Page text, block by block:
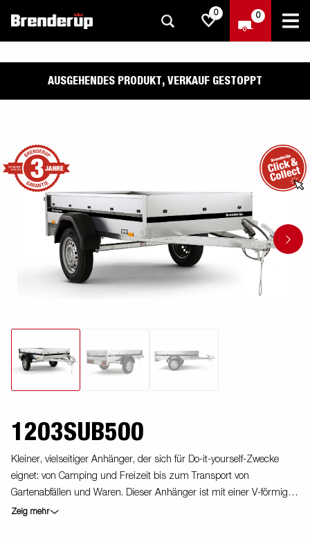
0 0
AUSGEHENDES PRODUKT, VERKAUF GESTOPPT
1203SUB500
Kleiner, vielseitiger Anhänger, der sich für Do-it-yourself-Zwecke
eignet: von Camping und Freizeit bis zum Transport von
Gartenabfällen und Waren. Dieser Anhänger ist mit einer V-förmigen
Deichsel ausgestattet, mit der Sie sicher an Ihrem Ziel ankommen.
Zeig mehr